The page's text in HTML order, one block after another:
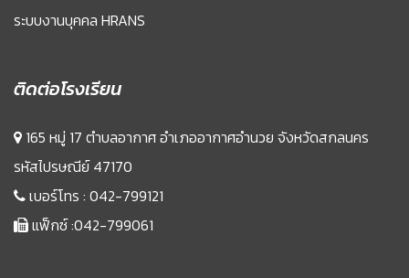
ระบบงานบุคคล HRANS
ติดต่อโรงเรียน
165 หมู่ 17 ตำบลอากาศ อำเภออากาศอำนวย จังหวัดสกลนคร
รหัสไปรษณีย์ 47170
เบอร์โทร : 042-799121
แฟ็กซ์ :042-799061